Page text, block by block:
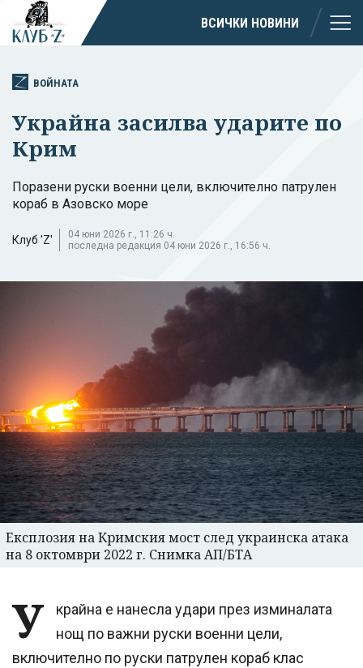
ВСИЧКИ НОВИНИ
ВОЙНАТА
Украйна засилва ударите по
Крим
Поразени руски военни цели, включително патрулен
кораб в Азовско море
Клуб 'Z'
04 юни 2026 г., 11:26 ч.
последна редакция 04 юни 2026 г., 16:56 ч.
Експлозия на Кримския мост след украинска атака
на 8 октомври 2022 г. Снимка АП/БТА
У
крайна е нанесла удари през изминалата
нощ по важни руски военни цели,
включително по руски патрулен кораб клас